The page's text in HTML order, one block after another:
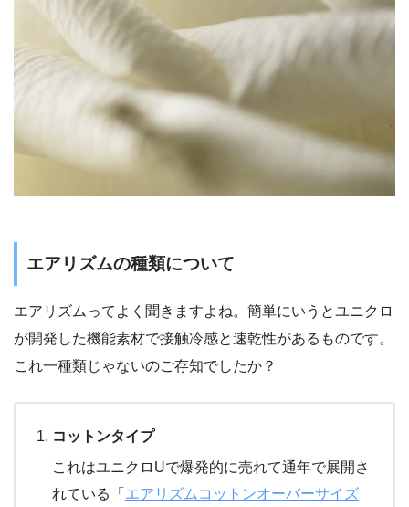
エアリズムの種類について
エアリズムってよく聞きますよね。簡単にいうとユニクロ
が開発した機能素材で接触冷感と速乾性があるものです。
これ一種類じゃないのご存知でしたか？
コットンタイプ
これはユニクロUで爆発的に売れて通年で展開さ
れている「 エアリズムコットンオーバーサイズ